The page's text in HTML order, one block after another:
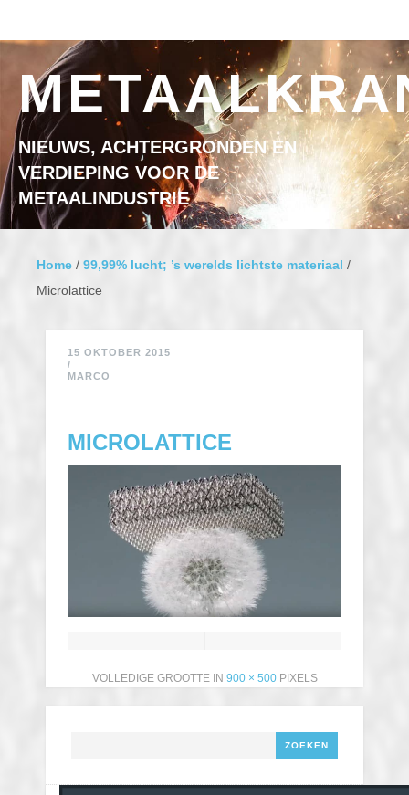
NIEUWS, ACHTERGRONDEN EN
VERDIEPING VOOR DE
METAALINDUSTRIE
Home / 99,99% lucht; ’s werelds lichtste materiaal /
Microlattice
15 OKTOBER 2015
/
MARCO
MICROLATTICE
VOLLEDIGE GROOTTE IN 900 × 500PIXELS